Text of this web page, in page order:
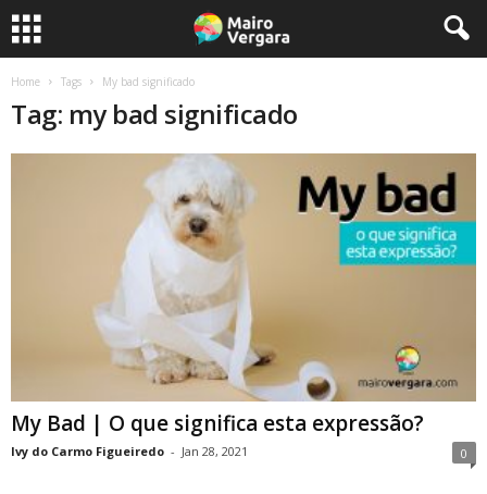
Home Tags My bad significado
Tag: my bad significado
My Bad | O que significa esta expressão?
Ivy do Carmo Figueiredo - Jan 28, 2021 0